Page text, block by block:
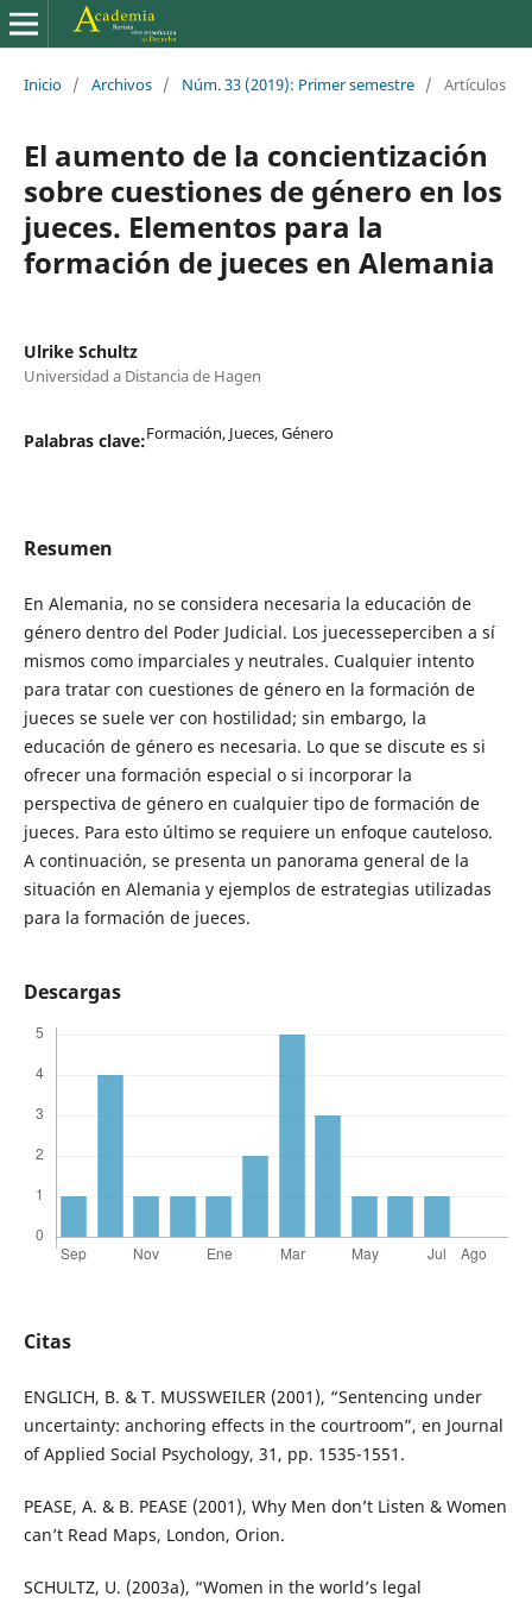
Inicio / Archivos / Núm. 33 (2019): Primer semestre / Artículos
El aumento de la concientización
sobre cuestiones de género en los
jueces. Elementos para la
formación de jueces en Alemania
Ulrike Schultz
Universidad a Distancia de Hagen
Palabras clave:Formación, Jueces, Género
Resumen
En Alemania, no se considera necesaria la educación de
género dentro del Poder Judicial. Los juecesseperciben a sí
mismos como imparciales y neutrales. Cualquier intento
para tratar con cuestiones de género en la formación de
jueces se suele ver con hostilidad; sin embargo, la
educación de género es necesaria. Lo que se discute es si
ofrecer una formación especial o si incorporar la
perspectiva de género en cualquier tipo de formación de
jueces. Para esto último se requiere un enfoque cauteloso.
A continuación, se presenta un panorama general de la
situación en Alemania y ejemplos de estrategias utilizadas
para la formación de jueces.
Descargas
Citas
ENGLICH, B. & T. MUSSWEILER (2001), “Sentencing under
uncertainty: anchoring effects in the courtroom”, en Journal
of Applied Social Psychology, 31, pp. 1535-1551.
PEASE, A. & B. PEASE (2001), Why Men don’t Listen & Women
can’t Read Maps, London, Orion.
SCHULTZ, U. (2003a), “Women in the world’s legal